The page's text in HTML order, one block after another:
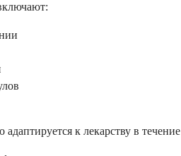
к лекарству в